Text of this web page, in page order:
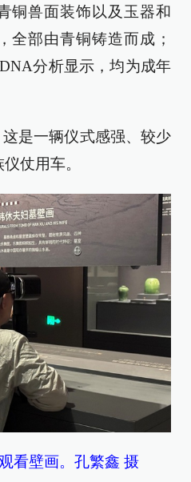
铜兽面装饰以及玉器和
全部由青铜铸造而成；
分析显示，均为成年
是一辆仪式感强、较少
仗用车。
看壁画。孔繁鑫 摄